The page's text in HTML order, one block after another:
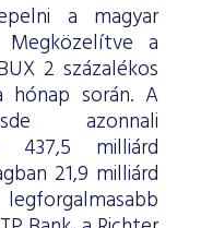
a magyar
Megközelítve a
2 százalékos
során. A
azonnali
437,5 milliárd
21,9 milliárd